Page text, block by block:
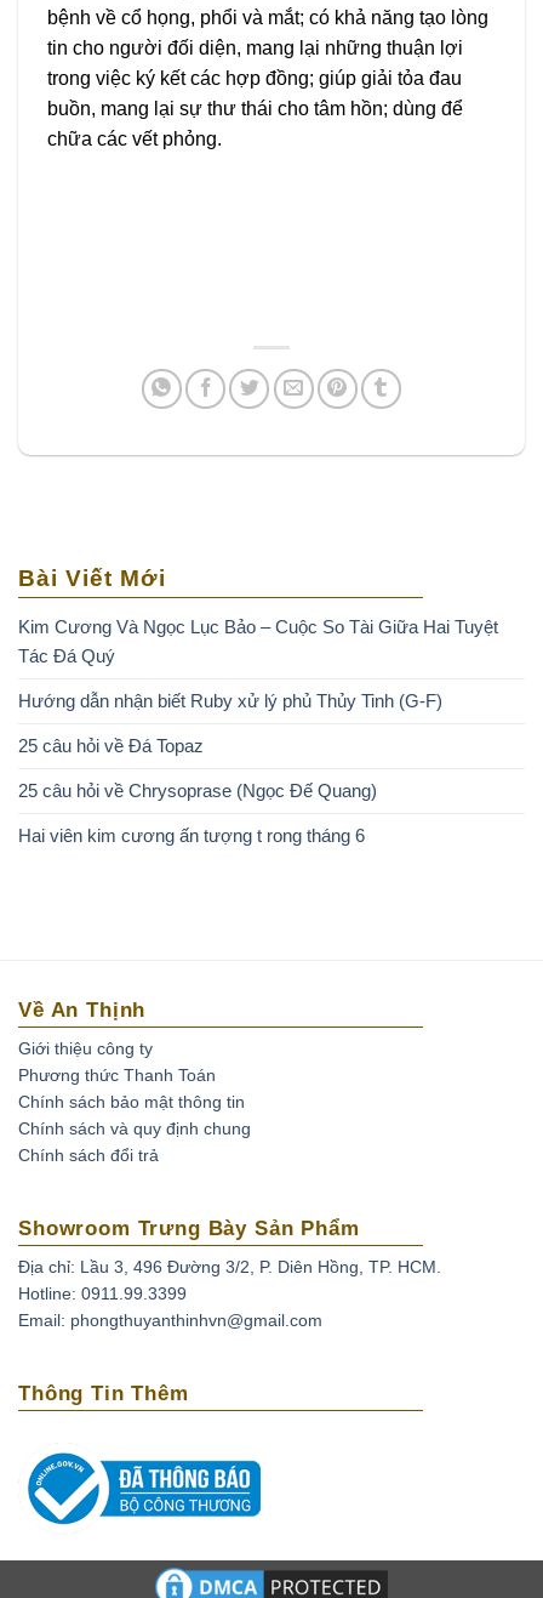
bệnh về cổ họng, phổi và mắt; có khả năng tạo lòng
tin cho người đối diện, mang lại những thuận lợi
trong việc ký kết các hợp đồng; giúp giải tỏa đau
buồn, mang lại sự thư thái cho tâm hồn; dùng để
chữa các vết phỏng.
Bài Viết Mới
Kim Cương Và Ngọc Lục Bảo – Cuộc So Tài Giữa Hai Tuyệt
Tác Đá Quý
Hướng dẫn nhận biết Ruby xử lý phủ Thủy Tinh (G-F)
25 câu hỏi về Đá Topaz
25 câu hỏi về Chrysoprase (Ngọc Đế Quang)
Hai viên kim cương ấn tượng t rong tháng 6
Về An Thịnh
Giới thiệu công ty
Phương thức Thanh Toán
Chính sách bảo mật thông tin
Chính sách và quy định chung
Chính sách đổi trả
Showroom Trưng Bày Sản Phẩm
Địa chỉ: Lầu 3, 496 Đường 3/2, P. Diên Hồng, TP. HCM.
Hotline: 0911.99.3399
Email: phongthuyanthinhvn@gmail.com
Thông Tin Thêm